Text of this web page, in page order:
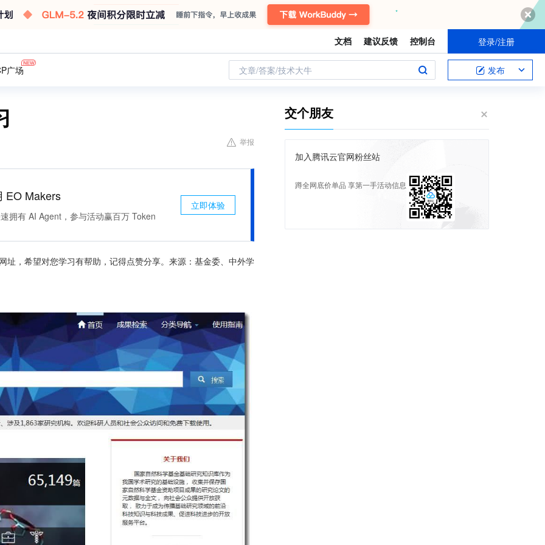
文档 建议反馈 控制台 登录/注册
广场 文章/答案/技术大牛 发布
举报
EO Makers
拥有 AI Agent，参与活动赢百万 Token
立即体验
址，希望对您学习有帮助，记得点赞分享。来源：基金委、中外学
交个朋友
加入腾讯云官网粉丝站
蹲全网底价单品 享第一手活动信息